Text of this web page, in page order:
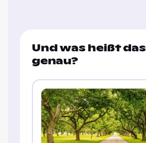
Und was heißt das
genau?